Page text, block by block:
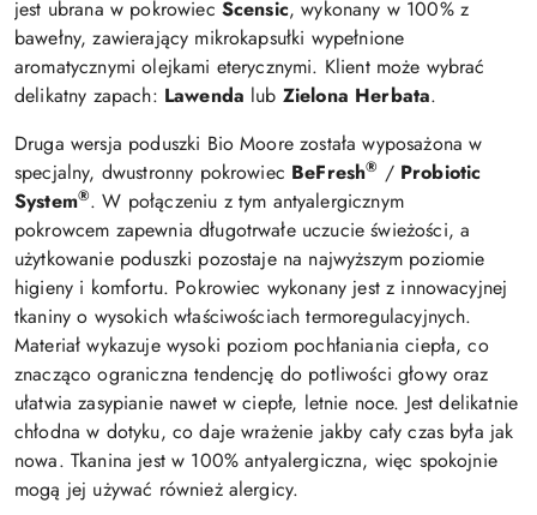
jest ubrana w pokrowiec Scensic, wykonany w 100% z
bawełny, zawierający mikrokapsułki wypełnione
aromatycznymi olejkami eterycznymi. Klient może wybrać
delikatny zapach: Lawenda lub Zielona Herbata.
Druga wersja poduszki Bio Moore została wyposażona w
specjalny, dwustronny pokrowiec BeFresh® / Probiotic
System®. W połączeniu z tym antyalergicznym
pokrowcem zapewnia długotrwałe uczucie świeżości, a
użytkowanie poduszki pozostaje na najwyższym poziomie
higieny i komfortu. Pokrowiec wykonany jest z innowacyjnej
tkaniny o wysokich właściwościach termoregulacyjnych.
Materiał wykazuje wysoki poziom pochłaniania ciepła, co
znacząco ograniczna tendencję do potliwości głowy oraz
ułatwia zasypianie nawet w ciepłe, letnie noce. Jest delikatnie
chłodna w dotyku, co daje wrażenie jakby cały czas była jak
nowa. Tkanina jest w 100% antyalergiczna, więc spokojnie
mogą jej używać również alergicy.